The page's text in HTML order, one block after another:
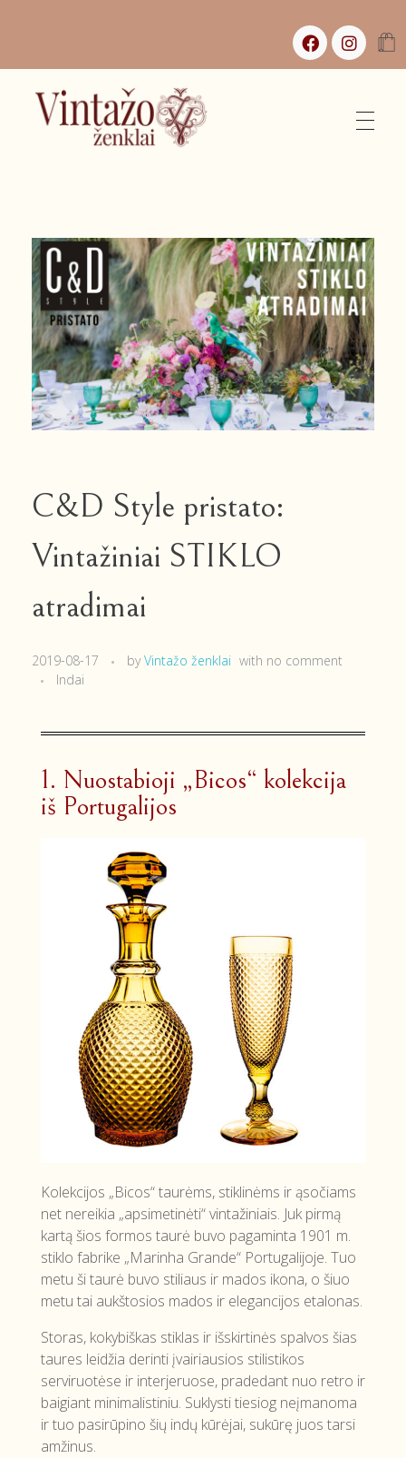
C&D Style pristato:
Vintažiniai STIKLO
atradimai
2019-08-17 by Vintažo ženklai with no comment
Indai
1. Nuostabioji „Bicos“ kolekcija
iš Portugalijos
Kolekcijos „Bicos“ taurėms, stiklinėms ir ąsočiams
net nereikia „apsimetinėti“ vintažiniais. Juk pirmą
kartą šios formos taurė buvo pagaminta 1901 m.
stiklo fabrike „Marinha Grande“ Portugalijoje. Tuo
metu ši taurė buvo stiliaus ir mados ikona, o šiuo
metu tai aukštosios mados ir elegancijos etalonas.
Storas, kokybiškas stiklas ir išskirtinės spalvos šias
taures leidžia derinti įvairiausios stilistikos
serviruotėse ir interjeruose, pradedant nuo retro ir
baigiant minimalistiniu. Suklysti tiesiog neįmanoma
ir tuo pasirūpino šių indų kūrėjai, sukūrę juos tarsi
amžinus.